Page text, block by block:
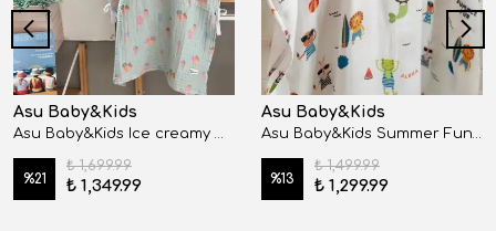
Asu Baby&Kids
Asu Baby&Kids Ice creamy Müslin Panço
%21
₺ 1,699.99
₺ 1,349.99
Asu Baby&Kids
Asu Baby&Kids Summer Fun Organik Bambu Pamuk Müslin Panço
%13
₺ 1,499.99
₺ 1,299.99